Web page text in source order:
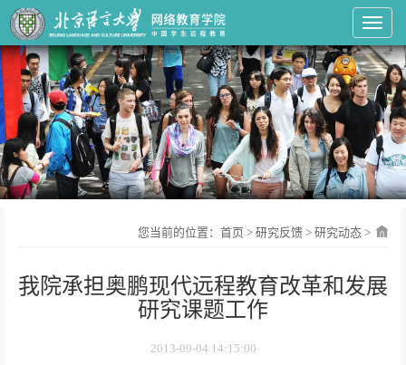
Toggle
您当前的位置： 首页 > 研究反馈 > 研究动态 >
我院承担奥鹏现代远程教育改革和发展
研究课题工作
2013-09-04 14:15:00